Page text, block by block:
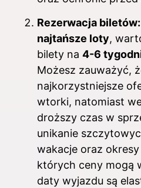
Rezerwacja biletów:
najtańsze loty,
bilety na 4-6
Możesz zauważyć,
najkorzystniejsze
wtorki, natomiast
droższy czas w
unikanie
wakacje oraz
których ceny mogą
daty wyjazdu są